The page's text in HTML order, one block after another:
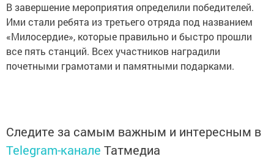
В завершение мероприятия определили победителей.
Ими стали ребята из третьего отряда под названием
«Милосердие», которые правильно и быстро прошли
все пять станций. Всех участников наградили
почетными грамотами и памятными подарками.
Следите за самым важным и интересным в
Telegram-канале Татмедиа